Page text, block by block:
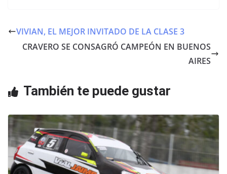
e
b
k
er s
A
VIVIAN, EL MEJOR INVITADO DE LA CLASE 3
CRAVERO SE CONSAGRÓ CAMPEÓN EN BUENOS
AIRES
También te puede gustar